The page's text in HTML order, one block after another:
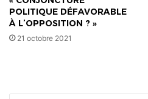
POLITIQUE DÉFAVORABLE
À L’OPPOSITION ? »
21 octobre 2021